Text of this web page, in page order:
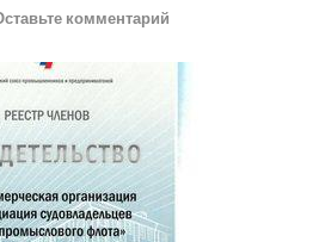
комментарий